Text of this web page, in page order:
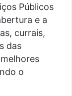
Públicos
e a
currais,
das
o